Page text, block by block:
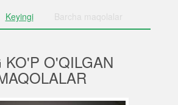
Keyingi Barcha maqolalar
KO'P O'QILGAN